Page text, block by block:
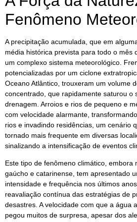
Fenômeno
A precipitação acumulada, que em
média histórica prevista para todo o mês
um complexo sistema meteorológico.
potencializadas por um ciclone
Oceano Atlântico, trouxeram um volume
concentrado, que rapidamente saturou o
drenagem. Arroios e rios de pequeno e
com velocidade alarmante,
rios e invadindo residências, um cenário
tornado mais frequente em diversas
sinalizando a intensificação de eventos
Este tipo de fenômeno climático, embora
gaúcho e catarinense, tem apresentado
intensidade e frequência nos últimos
reavaliação contínua das estratégias de
desastres. A velocidade com que a água
pegou muitos de surpresa, apesar dos